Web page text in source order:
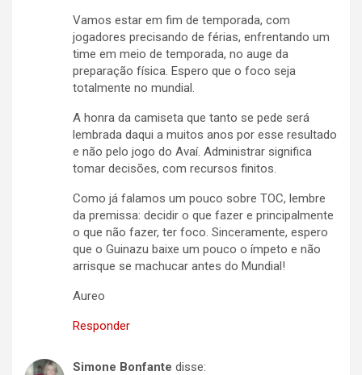
Vamos estar em fim de temporada, com
jogadores precisando de férias, enfrentando um
time em meio de temporada, no auge da
preparação física. Espero que o foco seja
totalmente no mundial.
A honra da camiseta que tanto se pede será
lembrada daqui a muitos anos por esse resultado
e não pelo jogo do Avaí. Administrar significa
tomar decisões, com recursos finitos.
Como já falamos um pouco sobre TOC, lembre
da premissa: decidir o que fazer e principalmente
o que não fazer, ter foco. Sinceramente, espero
que o Guinazu baixe um pouco o ímpeto e não
arrisque se machucar antes do Mundial!
Aureo
Responder
Simone Bonfante disse: